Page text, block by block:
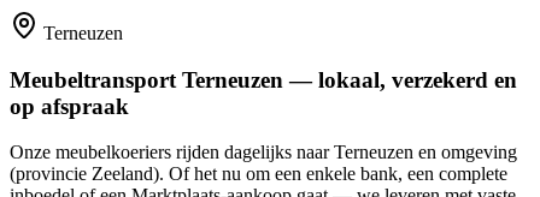
Terneuzen
Meubeltransport Terneuzen — lokaal, verzekerd en
op afspraak
Onze meubelkoeriers rijden dagelijks naar Terneuzen en omgeving
(provincie Zeeland). Of het nu om een enkele bank, een complete